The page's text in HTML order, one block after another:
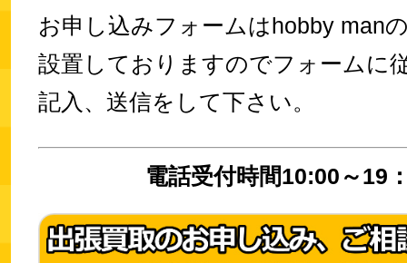
お申し込みフォームはhobby man
設置しておりますのでフォームに
記入、送信をして下さい。
電話受付時間10:00～19